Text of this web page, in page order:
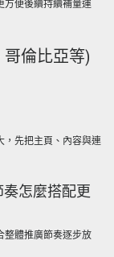
方便後續持續補量運
倫比亞等)
，先把主頁、內容與連
怎麼搭配更
整體推廣節奏逐步放